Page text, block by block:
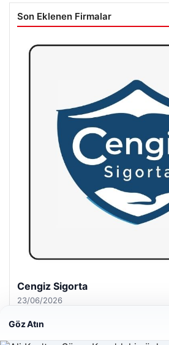
Son Eklenen Firmalar
Hastaş Beton
26/05/2026
Göz Atın